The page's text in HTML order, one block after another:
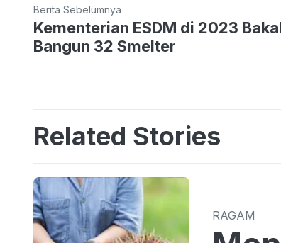
Berita Sebelumnya
Kementerian ESDM di 2023
Bangun 32 Smelter
Related Stories
RAGAM